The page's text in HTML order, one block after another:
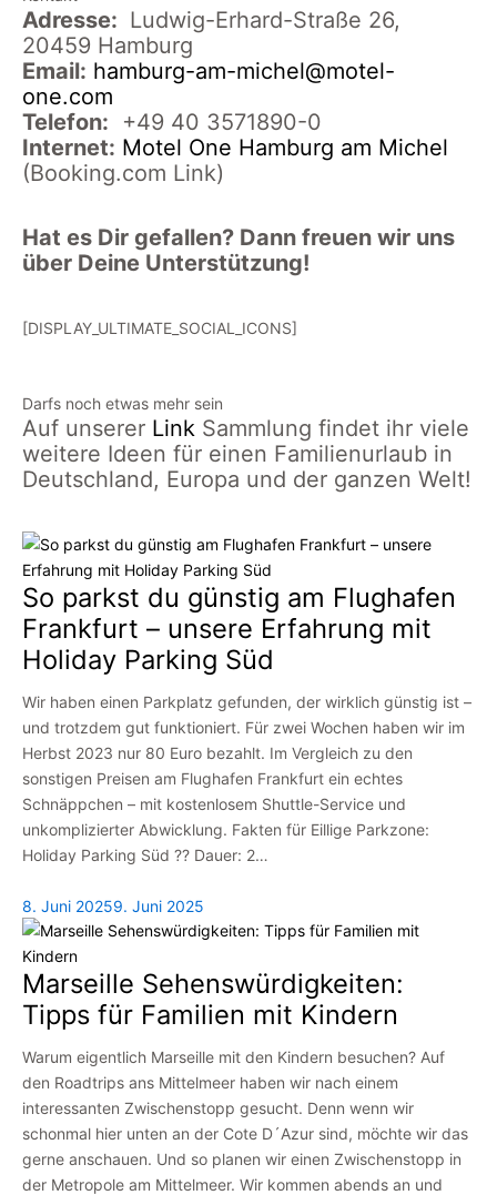
Adresse: Ludwig-Erhard-Straße 26,
20459 Hamburg
Email: hamburg-am-michel@motel-
one.com
Telefon: +49 40 3571890-0
Internet: Motel One Hamburg am Michel
(Booking.com Link)
Hat es Dir gefallen? Dann freuen wir uns
über Deine Unterstützung!
[DISPLAY_ULTIMATE_SOCIAL_ICONS]
Darfs noch etwas mehr sein
Auf unserer Link Sammlung findet ihr viele
weitere Ideen für einen Familienurlaub in
Deutschland, Europa und der ganzen Welt!
So parkst du günstig am Flughafen
Frankfurt – unsere Erfahrung mit
Holiday Parking Süd
Wir haben einen Parkplatz gefunden, der wirklich günstig ist –
und trotzdem gut funktioniert. Für zwei Wochen haben wir im
Herbst 2023 nur 80 Euro bezahlt. Im Vergleich zu den
sonstigen Preisen am Flughafen Frankfurt ein echtes
Schnäppchen – mit kostenlosem Shuttle-Service und
unkomplizierter Abwicklung. Fakten für Eillige Parkzone:
Holiday Parking Süd ?? Dauer: 2…
8. Juni 20259. Juni 2025
Marseille Sehenswürdigkeiten:
Tipps für Familien mit Kindern
Warum eigentlich Marseille mit den Kindern besuchen? Auf
den Roadtrips ans Mittelmeer haben wir nach einem
interessanten Zwischenstopp gesucht. Denn wenn wir
schonmal hier unten an der Cote D´Azur sind, möchte wir das
gerne anschauen. Und so planen wir einen Zwischenstopp in
der Metropole am Mittelmeer. Wir kommen abends an und